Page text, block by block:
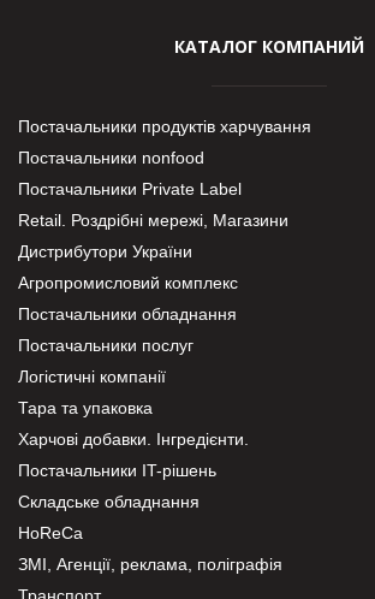
КАТАЛОГ КОМПАНИЙ
Постачальники продуктів харчування
Постачальники nonfood
Постачальники Private Label
Retail. Роздрібні мережі, Магазини
Дистрибутори України
Агропромисловий комплекс
Постачальники обладнання
Постачальники послуг
Логістичні компанії
Тара та упаковка
Харчові добавки. Інгредієнти.
Постачальники IT-рішень
Складське обладнання
HoReCa
ЗМІ, Агенції, реклама, поліграфія
Транспорт